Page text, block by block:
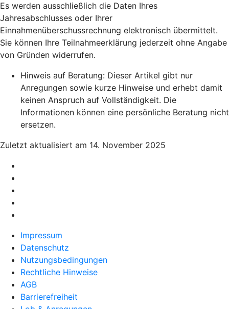
Es werden ausschließlich die Daten Ihres
Jahresabschlusses oder Ihrer
Einnahmenüberschussrechnung elektronisch übermittelt.
Sie können Ihre Teilnahmeerklärung jederzeit ohne Angabe
von Gründen widerrufen.
Hinweis auf Beratung: Dieser Artikel gibt nur
Anregungen sowie kurze Hinweise und erhebt damit
keinen Anspruch auf Vollständigkeit. Die
Informationen können eine persönliche Beratung nicht
ersetzen.
Zuletzt aktualisiert am 14. November 2025
Impressum
Datenschutz
Nutzungsbedingungen
Rechtliche Hinweise
AGB
Barrierefreiheit